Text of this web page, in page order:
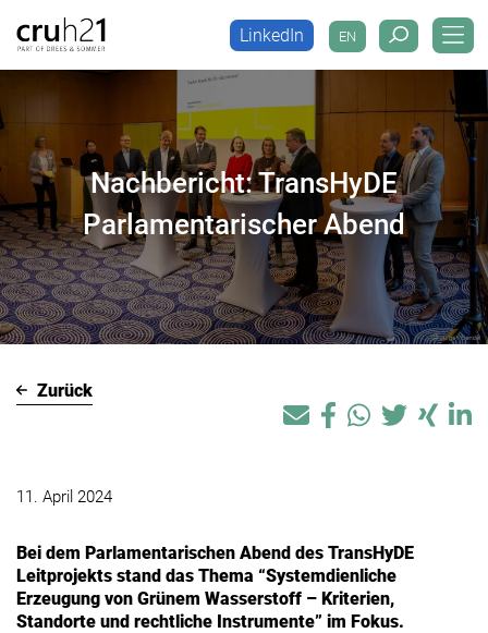
EN
LinkedIn EN
LinkedIn
Nachbericht: TransHyDE
Parlamentarischer Abend
Zurück
11. April 2024
Bei dem Parlamentarischen Abend des TransHyDE
Leitprojekts stand das Thema “Systemdienliche
Erzeugung von Grünem Wasserstoff – Kriterien,
Standorte und rechtliche Instrumente” im Fokus.